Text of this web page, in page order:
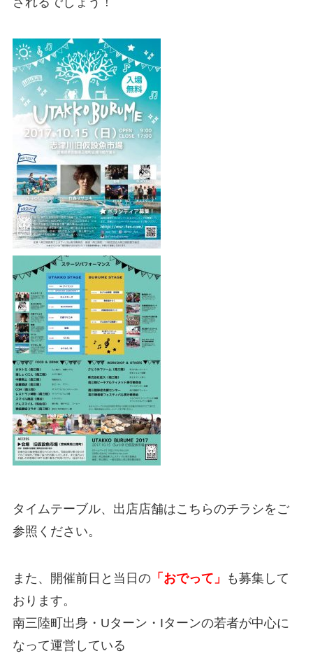
タイムテーブル、出店店舗はこちらのチラシをご
参照ください。
また、開催前日と当日の「おでって」
も募集して
おります。
南三陸町出身・Uターン・Iターンの若者が中心に
なって運営している